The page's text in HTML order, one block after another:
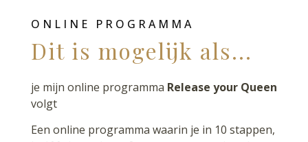
ONLINE PROGRAMMA
Dit is mogelijk als...
je mijn online programma Release your Queen
volgt
Een online programma waarin je in 10 stappen,